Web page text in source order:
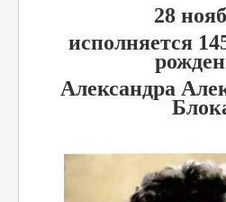
Электронная библиотека
Дистанционные курсы
Книжные выставки
Новые поступления
Научные публикации
28
исполняется
Александра